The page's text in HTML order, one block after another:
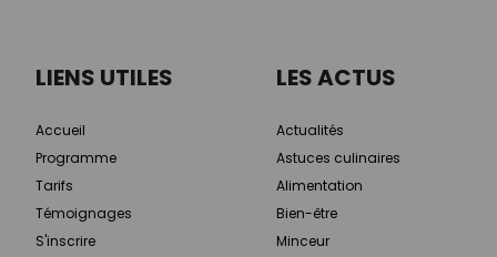
LIENS UTILES
Accueil
Programme
Tarifs
Témoignages
S'inscrire
LES ACTUS
Actualités
Astuces culinaires
Alimentation
Bien-être
Minceur